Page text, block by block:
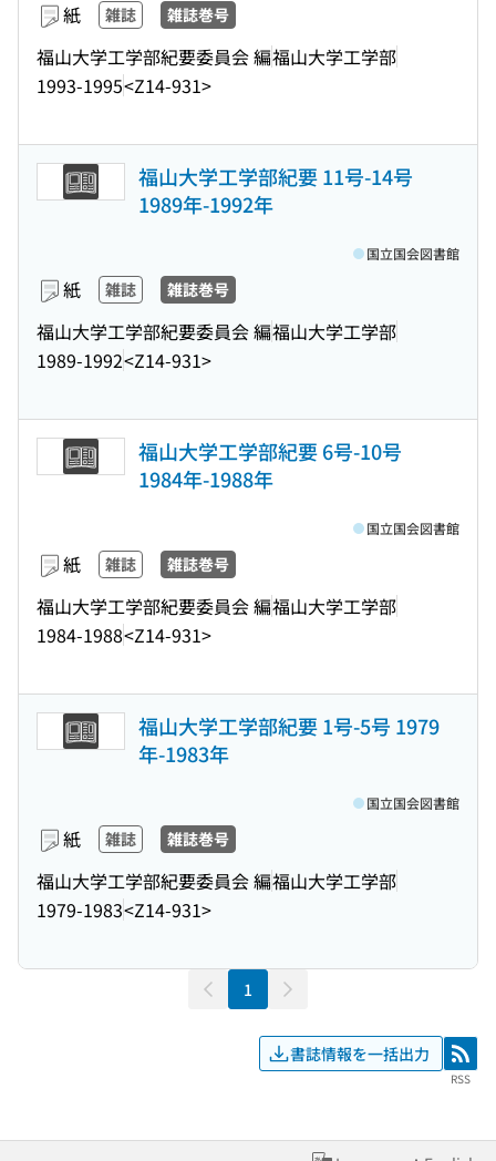
紙 雑誌 雑誌巻号
福山大学工学部紀要委員会 編福山大学工学部
1993-1995<Z14-931>
福山大学工学部紀要 11号-14号
1989年-1992年
紙 雑誌 雑誌巻号
福山大学工学部紀要委員会 編福山大学工学部
1989-1992<Z14-931>
国立国会図書館
福山大学工学部紀要 6号-10号
1984年-1988年
紙 雑誌 雑誌巻号
福山大学工学部紀要委員会 編福山大学工学部
1984-1988<Z14-931>
国立国会図書館
福山大学工学部紀要 1号-5号 1979
年-1983年
紙 雑誌 雑誌巻号
福山大学工学部紀要委員会 編福山大学工学部
1979-1983<Z14-931>
国立国会図書館
1
書誌情報を一括出力 RSS
RSS